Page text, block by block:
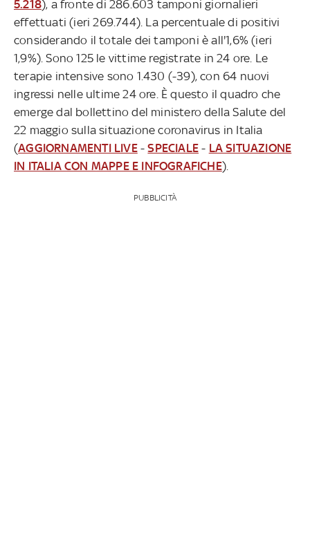
5.218), a fronte di 286.603 tamponi giornalieri
effettuati (ieri 269.744). La percentuale di positivi
considerando il totale dei tamponi è all'1,6% (ieri
1,9%). Sono 125 le vittime registrate in 24 ore. Le
terapie intensive sono 1.430 (-39), con 64 nuovi
ingressi nelle ultime 24 ore. È questo il quadro che
emerge dal bollettino del ministero della Salute del
22 maggio sulla situazione coronavirus in Italia
(AGGIORNAMENTI LIVE-SPECIALE - LA SITUAZIONE
IN ITALIA CON MAPPE E INFOGRAFICHE).
PUBBLICITÀ